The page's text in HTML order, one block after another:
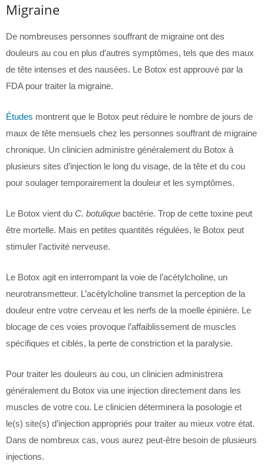
Migraine
De nombreuses personnes souffrant de migraine ont des
douleurs au cou en plus d’autres symptômes, tels que des maux
de tête intenses et des nausées. Le Botox est approuvé par la
FDA pour traiter la migraine.
Études montrent que le Botox peut réduire le nombre de jours de
maux de tête mensuels chez les personnes souffrant de migraine
chronique. Un clinicien administre généralement du Botox à
plusieurs sites d’injection le long du visage, de la tête et du cou
pour soulager temporairement la douleur et les symptômes.
Le Botox vient du C. botulique bactérie. Trop de cette toxine peut
être mortelle. Mais en petites quantités régulées, le Botox peut
stimuler l’activité nerveuse.
Le Botox agit en interrompant la voie de l’acétylcholine, un
neurotransmetteur. L’acétylcholine transmet la perception de la
douleur entre votre cerveau et les nerfs de la moelle épinière. Le
blocage de ces voies provoque l’affaiblissement de muscles
spécifiques et ciblés, la perte de constriction et la paralysie.
Pour traiter les douleurs au cou, un clinicien administrera
généralement du Botox via une injection directement dans les
muscles de votre cou. Le clinicien déterminera la posologie et
le(s) site(s) d’injection appropriés pour traiter au mieux votre état.
Dans de nombreux cas, vous aurez peut-être besoin de plusieurs
injections.